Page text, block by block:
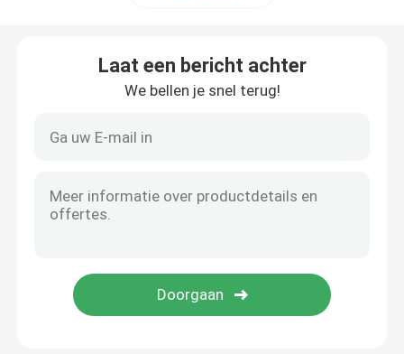
Kruidenvoedselsupplement
Te kauwen Softgels
Laat een bericht achter
We bellen je snel terug!